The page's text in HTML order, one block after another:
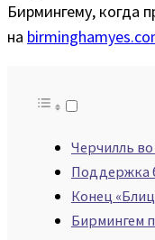
Бирмингему, когда
на
Черчилль
Поддержка
Конец
Бирмингем